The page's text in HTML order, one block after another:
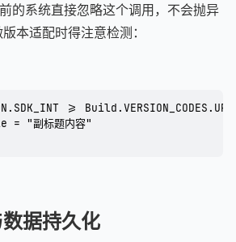
的系统直接忽略这个调用，不会抛异
本适配时得注意检测：
>=
= "副标题内容"
据持久化